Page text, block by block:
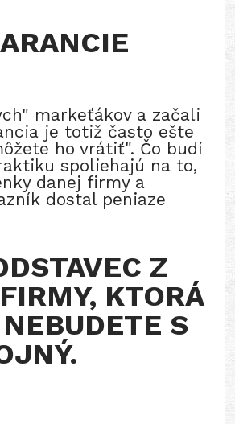
markeťákov a začali
je totiž často ešte
ho vrátiť". Čo budí
spoliehajú na to,
danej firmy a
dostal peniaze
Z
KTORÁ
S